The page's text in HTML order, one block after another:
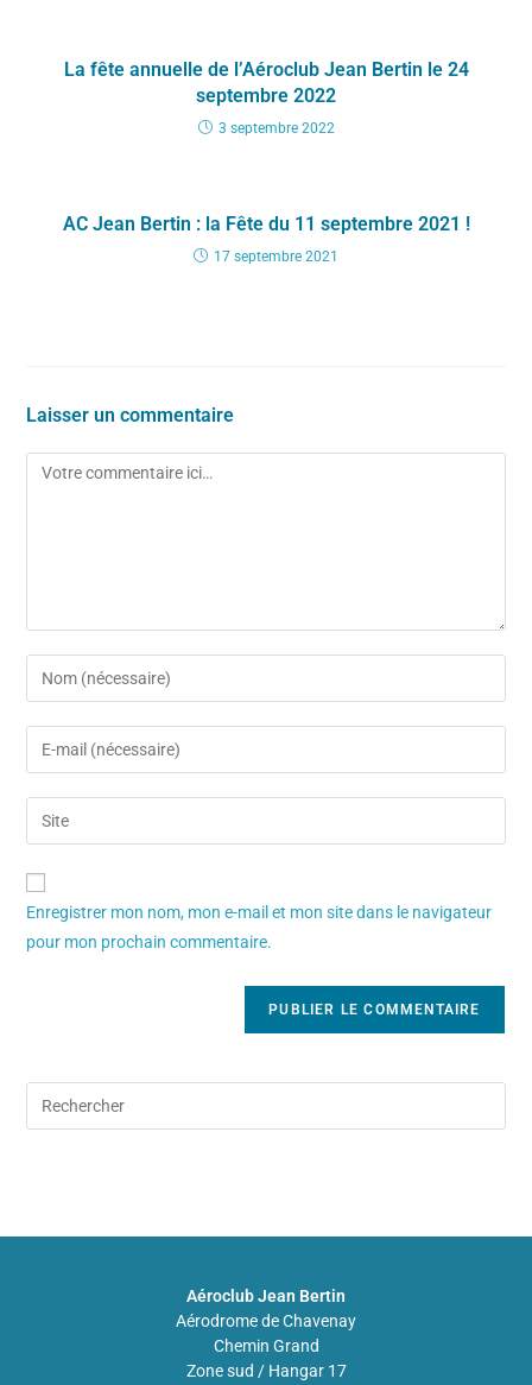
La fête annuelle de l’Aéroclub Jean Bertin le 24
septembre 2022
3 septembre 2022
AC Jean Bertin : la Fête du 11 septembre 2021 !
17 septembre 2021
Laisser un commentaire
Enregistrer mon nom, mon e-mail et mon site dans le navigateur
pour mon prochain commentaire.
Aéroclub Jean Bertin
Aérodrome de Chavenay
Chemin Grand
Zone sud / Hangar 17